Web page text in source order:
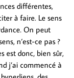
différentes,
à faire. Le sens
On peut
n’est-ce pas ?
est donc, bien sûr,
j’ai commencé à